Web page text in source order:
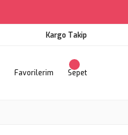
Kargo Takip
Favorilerim Sepet